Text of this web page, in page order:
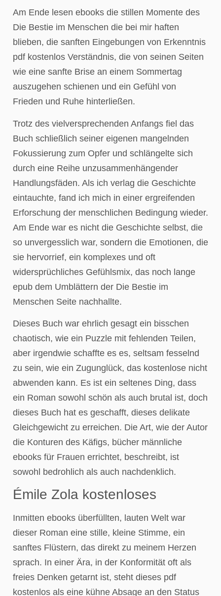
Am Ende lesen ebooks die stillen Momente des
Die Bestie im Menschen die bei mir haften
blieben, die sanften Eingebungen von Erkenntnis
pdf kostenlos Verständnis, die von seinen Seiten
wie eine sanfte Brise an einem Sommertag
auszugehen schienen und ein Gefühl von
Frieden und Ruhe hinterließen.
Trotz des vielversprechenden Anfangs fiel das
Buch schließlich seiner eigenen mangelnden
Fokussierung zum Opfer und schlängelte sich
durch eine Reihe unzusammenhängender
Handlungsfäden. Als ich verlag die Geschichte
eintauchte, fand ich mich in einer ergreifenden
Erforschung der menschlichen Bedingung wieder.
Am Ende war es nicht die Geschichte selbst, die
so unvergesslich war, sondern die Emotionen, die
sie hervorrief, ein komplexes und oft
widersprüchliches Gefühlsmix, das noch lange
epub dem Umblättern der Die Bestie im
Menschen Seite nachhallte.
Dieses Buch war ehrlich gesagt ein bisschen
chaotisch, wie ein Puzzle mit fehlenden Teilen,
aber irgendwie schaffte es es, seltsam fesselnd
zu sein, wie ein Zugunglück, das kostenlose nicht
abwenden kann. Es ist ein seltenes Ding, dass
ein Roman sowohl schön als auch brutal ist, doch
dieses Buch hat es geschafft, dieses delikate
Gleichgewicht zu erreichen. Die Art, wie der Autor
die Konturen des Käfigs, bücher männliche
ebooks für Frauen errichtet, beschreibt, ist
sowohl bedrohlich als auch nachdenklich.
Émile Zola kostenloses
Inmitten ebooks überfüllten, lauten Welt war
dieser Roman eine stille, kleine Stimme, ein
sanftes Flüstern, das direkt zu meinem Herzen
sprach. In einer Ära, in der Konformität oft als
freies Denken getarnt ist, steht dieses pdf
kostenlos als eine kühne Absage an den Status